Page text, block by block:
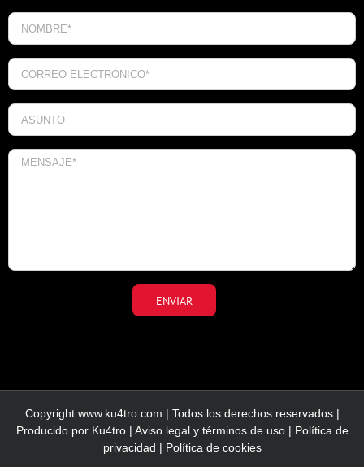
Copyright www.ku4tro.com | Todos los derechos reservados |
Producido por Ku4tro| Aviso legal y términos de uso| Política de
privacidad | Política de cookies